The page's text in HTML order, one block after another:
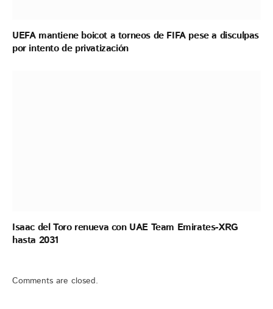
UEFA mantiene boicot a torneos de FIFA pese a disculpas
por intento de privatización
Isaac del Toro renueva con UAE Team Emirates-XRG
hasta 2031
Comments are closed.